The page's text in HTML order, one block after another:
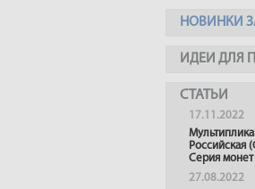
НОВИНКИ
ИДЕИ ДЛЯ
СТАТЬИ
17.11.2022
Российская
Серия монет
27.08.2022